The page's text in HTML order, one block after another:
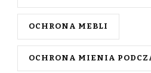
OCHRONA MEBLI
OCHRONA MIENIA